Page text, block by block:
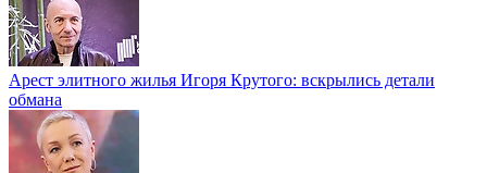
Арест элитного жилья Игоря Крутого: вскрылись детали
обмана